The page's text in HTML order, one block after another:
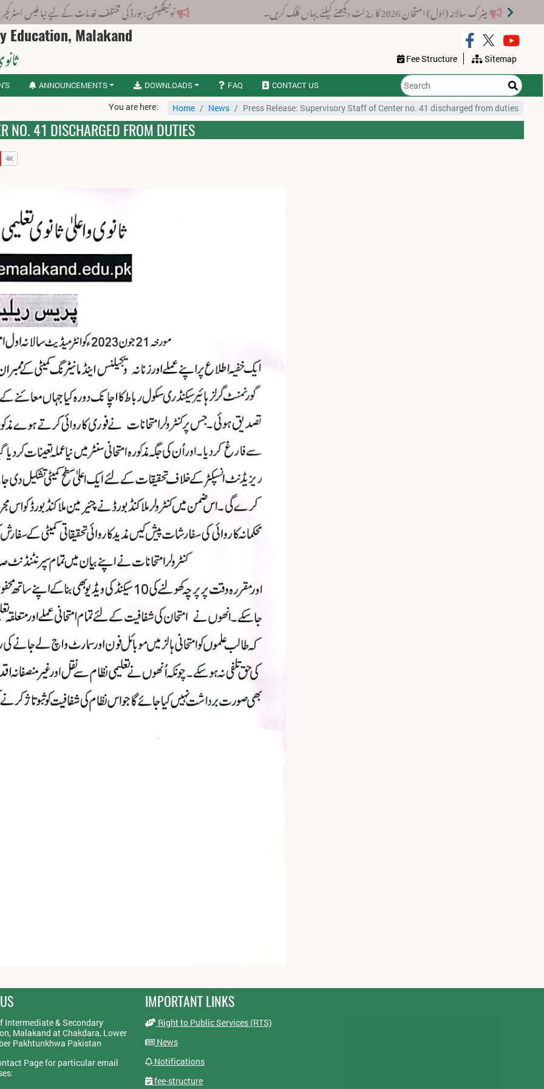
میٹرک سالانہ (اوَل) امتحان 2026 کا ریزلٹ دیکھنے کیلئے یہاں کلک کریں۔ نوٹیفکیشن: بورڈ کی مختلف خدمات کے لیے نیا فیس اسٹرکچر جاری کر دیا
Education, Malakand
Fee Structure Sitemap
ANNOUNCEMENTS DOWNLOADS FAQ CONTACT US
You are here: Home News Press Release: Supervisory Staff of Center no. 41 discharged from duties
NO. 41 DISCHARGED FROM DUTIES
Intermediate & Secondary
Malakand at Chakdara, Lower
Pakhtunkhwa Pakistan
Page for particular email
IMPORTANT LINKS
Right to Public Services (RTS)
News
Notifications
fee-structure